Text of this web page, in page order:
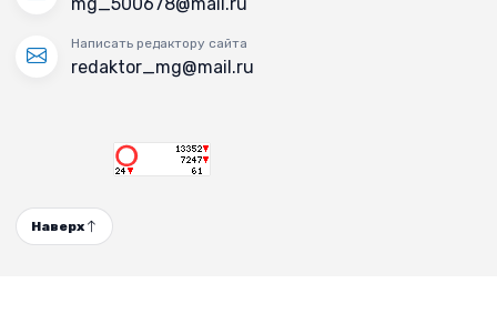
Написать редактору сайта
redaktor_mg@mail.ru
Наверх